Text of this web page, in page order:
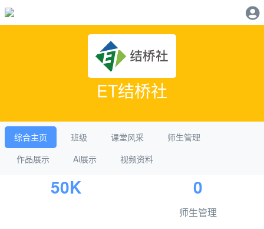
ET结桥社
综合主页 班级 课堂风采
师生管理
作品展示
Ai展示 视频资料
50K 0
师生管理